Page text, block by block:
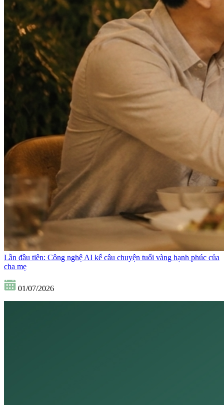
Lần đầu tiên: Công nghệ AI kể câu chuyện tuổi vàng hạnh phúc của
cha mẹ
01/07/2026